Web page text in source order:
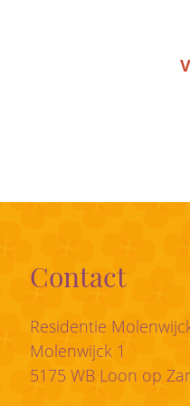
Contact
Residentie
Molenwijck 1
5175 WB Loon op